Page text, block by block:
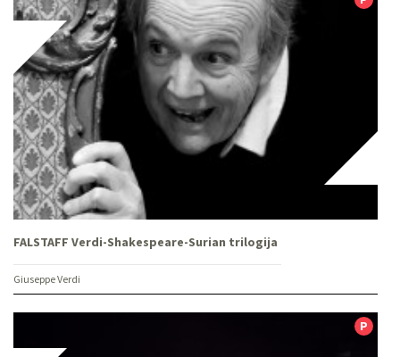
FALSTAFF Verdi-Shakespeare-Surian trilogija
Giuseppe Verdi